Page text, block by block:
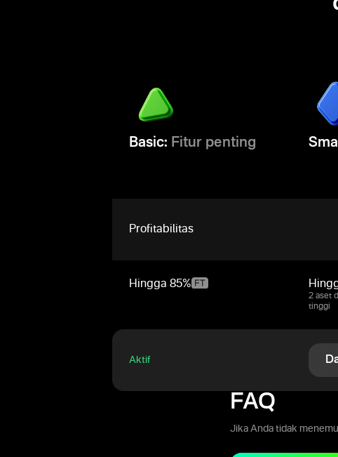
Basic: Fitur penting
Profitabilitas
Hingga 85%
2 aset
tinggi
Aktif
FAQ
Jika Anda tidak